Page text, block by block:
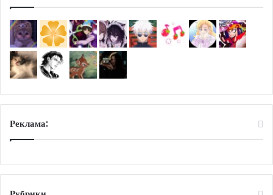
Реклама: